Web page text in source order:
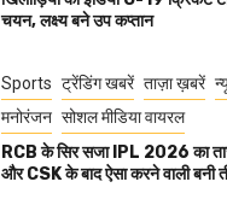
चयन, लक्ष्य बने उप कप्तान
Sports ट्रेंडिंग खबरें ताज़ा ख़बरें
मनोरंजन सोशल मीडिया वायरल
RCB के सिर सजा IPL 2026 का
और CSK के बाद ऐसा करने वाली बनी